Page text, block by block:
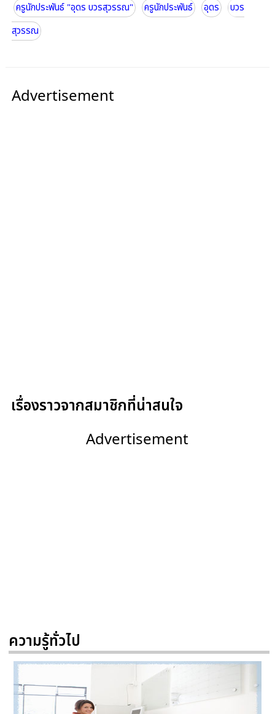
ครูนักประพันธ์ "อุดร บวรสุวรรณ" ครูนักประพันธ์ อุดร
บวร
สุวรรณ
Advertisement
เรื่องราวจากสมาชิกที่น่าสนใจ
Advertisement
ความรู้ทั่วไป